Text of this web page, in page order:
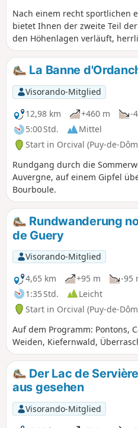
Nach einem recht sportlichen
bietet Ihnen der zweite Teil
den Höhenlagen verläuft,
Tuilière und Sanadoire, echte
Sehenswürdigkeiten, und das
Fontsalade.
La Banne
Visorando-Mitglied
12,98 km
+460 m
-
5:00 Std.
Mittel
Start in Orcival (Puy-de-
Rundgang durch die
Auvergne, auf einem Gipfel
Bourboule.
Rundwanderung
de Guery
Visorando-Mitglied
4,65 km
+95 m
-95
1:35 Std.
Leicht
Start in Orcival (Puy-de-
Auf dem Programm: Pontons,
Weiden, Kiefernwald,
Der Lac de
aus gesehen
Visorando-Mitglied